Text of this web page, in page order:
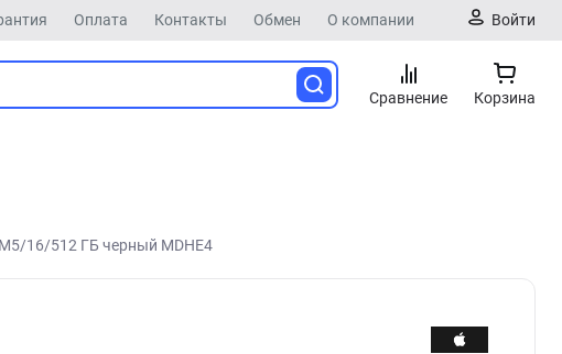
Оплата Контакты Обмен О компании Войти
Сравнение Корзина
16/512 ГБ черный MDHE4